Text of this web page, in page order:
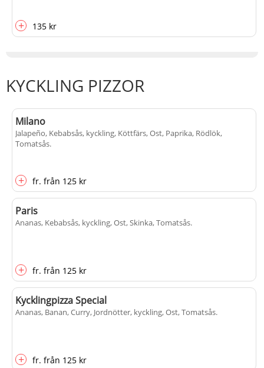
+ 135 kr
KYCKLING PIZZOR
Milano
Jalapeño, Kebabsås, kyckling, Köttfärs, Ost, Paprika, Rödlök,
Tomatsås.
+ fr. från 125 kr
Paris
Ananas, Kebabsås, kyckling, Ost, Skinka, Tomatsås.
+ fr. från 125 kr
Kycklingpizza Special
Ananas, Banan, Curry, Jordnötter, kyckling, Ost, Tomatsås.
+ fr. från 125 kr